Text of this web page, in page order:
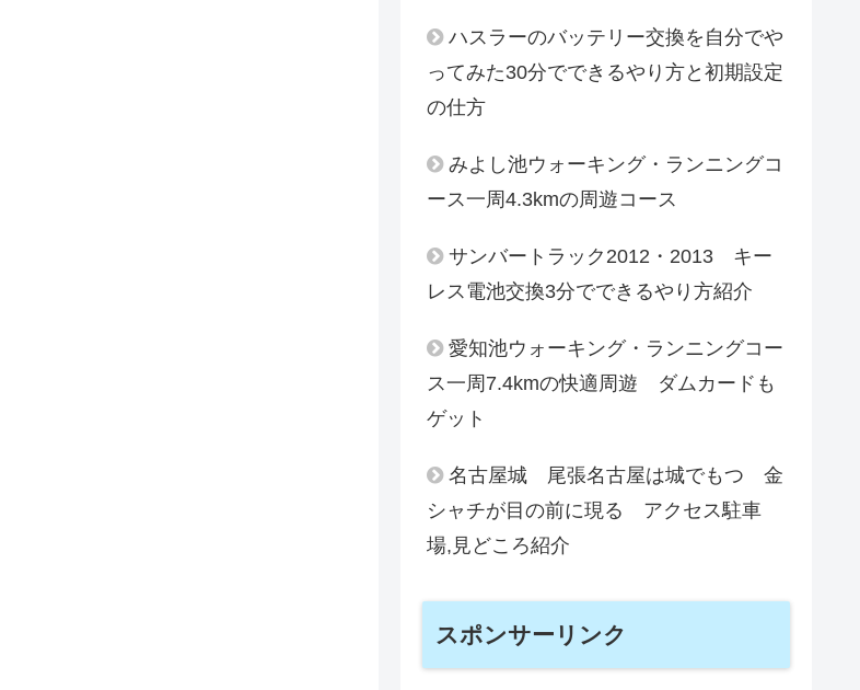
ハスラーのバッテリー交換を自分でや
ってみた30分でできるやり方と初期設定
の仕方
みよし池ウォーキング・ランニングコ
ース一周4.3kmの周遊コース
サンバートラック2012・2013 キー
レス電池交換3分でできるやり方紹介
愛知池ウォーキング・ランニングコー
ス一周7.4kmの快適周遊 ダムカードも
ゲット
名古屋城 尾張名古屋は城でもつ 金
シャチが目の前に現る アクセス駐車
場,見どころ紹介
スポンサーリンク